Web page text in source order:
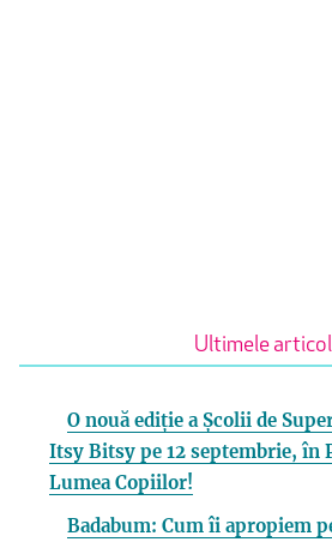
Ultimele
O nouă ediție a Școlii de
Itsy Bitsy pe 12 septembrie, în
Lumea Copiilor!
Badabum: Cum îi apropiem